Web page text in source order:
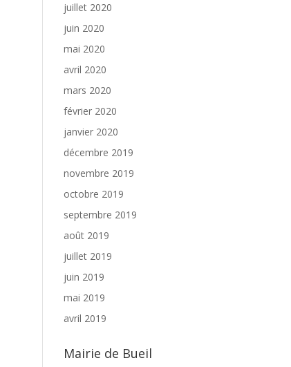
juillet 2020
juin 2020
mai 2020
avril 2020
mars 2020
février 2020
janvier 2020
décembre 2019
novembre 2019
octobre 2019
septembre 2019
août 2019
juillet 2019
juin 2019
mai 2019
avril 2019
Mairie de Bueil